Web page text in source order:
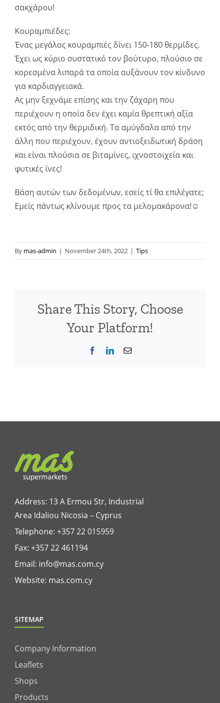
σακχάρου!
Κουραμπιέδες:
Ένας μεγάλος κουραμπιές δίνει 150-180 θερμίδες.
Έχει ως κύριο συστατικό τον βούτυρο, πλούσιο σε
κορεσμένα λιπαρά τα οποία αυξάνουν τον κίνδυνο
για καρδιαγγειακά.
Ας μην ξεχνάμε επίσης και την ζάχαρη που
περιέχουν η οποία δεν έχει καμία θρεπτική αξία
εκτός από την θερμιδική. Τα αμύγδαλα από την
άλλη που περιέχουν, έχουν αντιοξειδωτική δράση
και είναι πλούσια σε βιταμίνες, ιχνοστοιχεία και
φυτικές ίνες!
Βάση αυτών των δεδομένων, εσείς τί θα επιλέγατε;
Εμείς πάντως κλίνουμε προς τα μελομακάρονα!☺️
By mas-admin | November 24th, 2022 | Tips
Share This Story, Choose
Your Platform!
FacebookLinkedInEmail
Address: 13 A Ermou Str, Industrial
Area Idaliou Nicosia – Cyprus
Telephone: +357 22 015959
Fax: +357 22 461194
Email: info@mas.com.cy
Website: mas.com.cy
SITEMAP
Company Information
Leaflets
Shops
Products